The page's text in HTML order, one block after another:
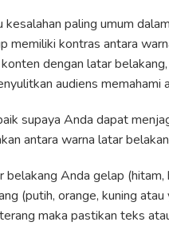
kesalahan paling umum
memiliki kontras antara
dengan latar
audiens memahami
supaya Anda dapat
antara warna latar
belakang Anda gelap (hitam,
(putih, orange, kuning
maka pastikan teks